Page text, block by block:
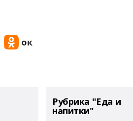
Рубрика "Еда и
напитки"